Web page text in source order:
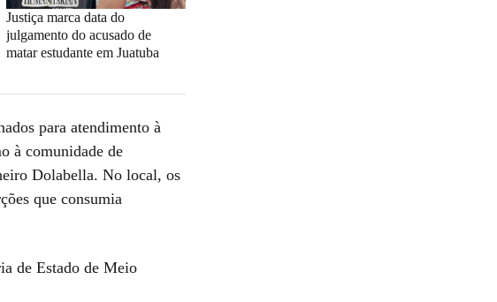
Justiça marca data do
julgamento do acusado de
matar estudante em Juatuba
para atendimento à
à comunidade de
Dolabella. No local, os
que consumia
de Estado de Meio